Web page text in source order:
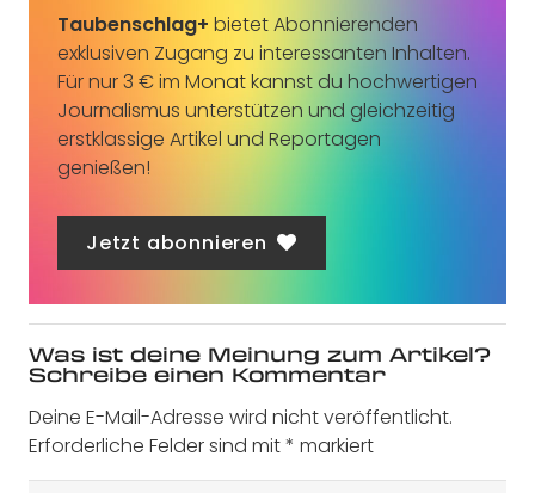
Taubenschlag+ bietet Abonnierenden
exklusiven Zugang zu interessanten Inhalten.
Für nur 3 € im Monat kannst du hochwertigen
Journalismus unterstützen und gleichzeitig
erstklassige Artikel und Reportagen
genießen!
Jetzt abonnieren
Was ist deine Meinung zum Artikel?
Schreibe einen Kommentar
Deine E-Mail-Adresse wird nicht veröffentlicht.
Erforderliche Felder sind mit* markiert